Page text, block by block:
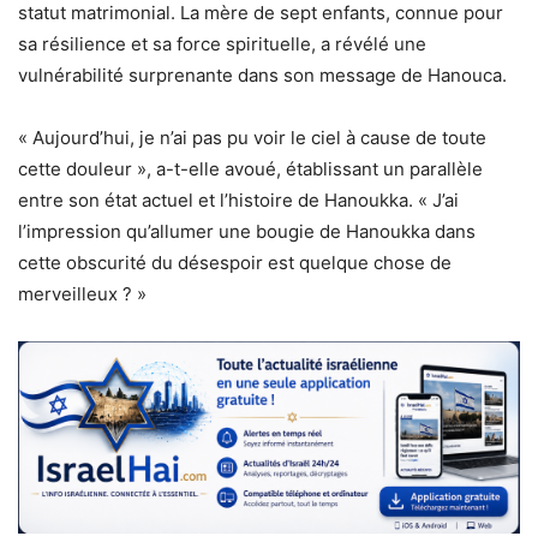
statut matrimonial. La mère de sept enfants, connue pour
sa résilience et sa force spirituelle, a révélé une
vulnérabilité surprenante dans son message de Hanouca.
« Aujourd’hui, je n’ai pas pu voir le ciel à cause de toute
cette douleur », a-t-elle avoué, établissant un parallèle
entre son état actuel et l’histoire de Hanoukka. « J’ai
l’impression qu’allumer une bougie de Hanoukka dans
cette obscurité du désespoir est quelque chose de
merveilleux ? »